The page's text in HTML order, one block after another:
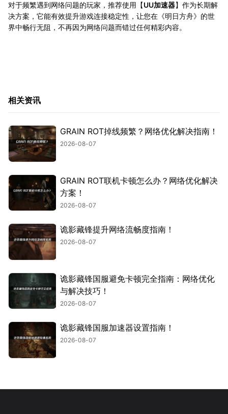
对于频繁遇到网络问题的玩家，推荐使用【UU加速器】作为长期解
决方案，它能有效提升游戏连接稳定性，让您在《明日方舟》的世
界中畅行无阻，不再因为网络问题而错过任何精彩内容。
相关资讯
GRAIN ROT掉线频繁？网络优化解决指南！
2026-08-07
GRAIN ROT联机卡顿怎么办？网络优化解决
方案！
2026-08-07
诡影藏锋提升网络流畅度指南！
2026-08-07
诡影藏锋国服避免卡顿完全指南：网络优化
与解决技巧！
2026-08-07
诡影藏锋国服加速器设置指南！
2026-08-07